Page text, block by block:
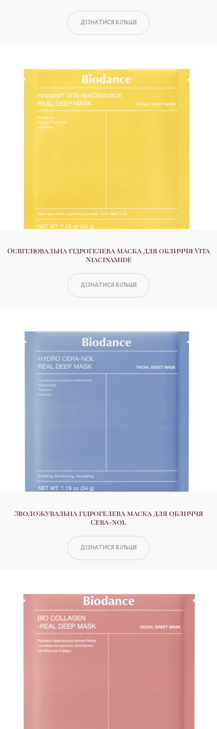
ДІЗНАТИСЯ БІЛЬШЕ
Освітлювальна гідрогелева маска для обличчя Vita
Niacinamide
ДІЗНАТИСЯ БІЛЬШЕ
Зволожувальна гідрогелева маска для обличчя
Cera-nol
ДІЗНАТИСЯ БІЛЬШЕ